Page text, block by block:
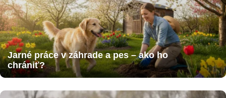
Jarné práce v záhrade a pes – ako ho
chrániť?